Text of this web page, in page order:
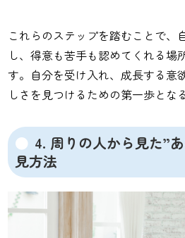
これらのステップを踏むことで、
し、得意も苦手も認めてくれる場
す。自分を受け入れ、成長する意
しさを見つけるための第一歩とな
4. 周りの人から見た”
見方法